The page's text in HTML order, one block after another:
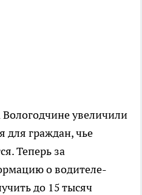
увеличили
для граждан, чье
Теперь за
о водителе-
до 15 тысяч